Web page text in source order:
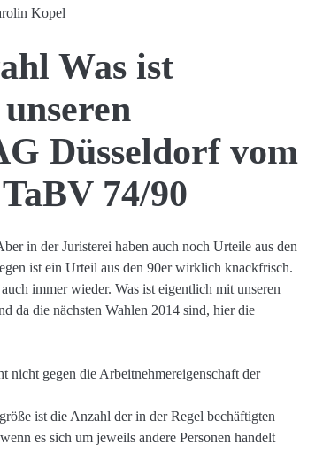
Kopel
Was ist
Düsseldorf vom
74/90
in der Juristerei haben auch noch Urteile aus den
ist ein Urteil aus den 90er wirklich knackfrisch.
immer wieder. Was ist eigentlich mit unseren
da die nächsten Wahlen 2014 sind, hier die
nicht gegen die Arbeitnehmereigenschaft der
ist die Anzahl der in der Regel bechäftigten
es sich um jeweils andere Personen handelt